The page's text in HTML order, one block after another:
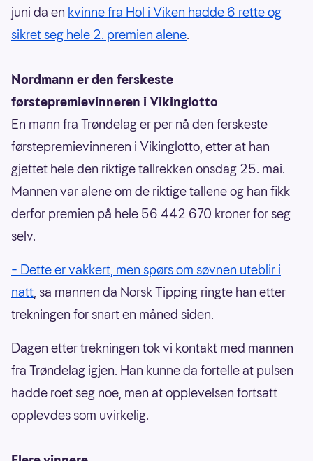
juni da en kvinne fra Hol i Viken hadde 6 rette og
sikret seg hele 2. premien alene.
Nordmann er den ferskeste
førstepremievinneren i Vikinglotto
En mann fra Trøndelag er per nå den ferskeste
førstepremievinneren i Vikinglotto, etter at han
gjettet hele den riktige tallrekken onsdag 25. mai.
Mannen var alene om de riktige tallene og han fikk
derfor premien på hele 56 442 670 kroner for seg
selv.
– Dette er vakkert, men spørs om søvnen uteblir i
natt, sa mannen da Norsk Tipping ringte han etter
trekningen for snart en måned siden.
Dagen etter trekningen tok vi kontakt med mannen
fra Trøndelag igjen. Han kunne da fortelle at pulsen
hadde roet seg noe, men at opplevelsen fortsatt
opplevdes som uvirkelig.